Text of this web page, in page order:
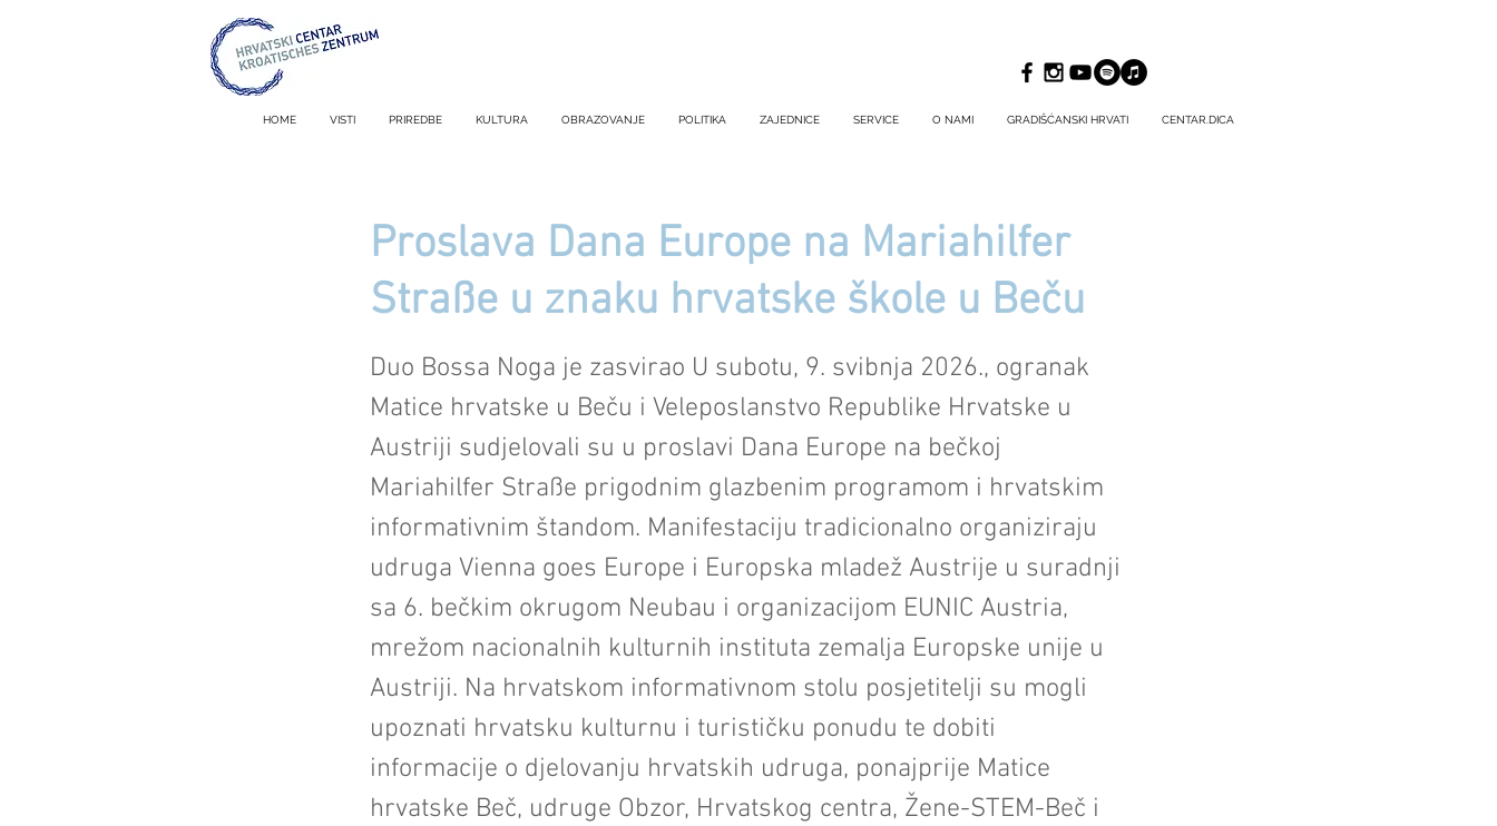
HOME VISTI PRIREDBE KULTURA OBRAZOVANJE POLITIKA ZAJEDNICE SERVICE O NAMI GRADIŠĆANSKI HRVATI CENTAR.DICA
Proslava Dana Europe na Mariahilfer
Straße u znaku hrvatske škole u Beču
Duo Bossa Noga je zasvirao U subotu, 9. svibnja 2026., ogranak
Matice hrvatske u Beču i Veleposlanstvo Republike Hrvatske u
Austriji sudjelovali su u proslavi Dana Europe na bečkoj
Mariahilfer Straße prigodnim glazbenim programom i hrvatskim
informativnim štandom. Manifestaciju tradicionalno organiziraju
udruga Vienna goes Europe i Europska mladež Austrije u suradnji
sa 6. bečkim okrugom Neubau i organizacijom EUNIC Austria,
mrežom nacionalnih kulturnih instituta zemalja Europske unije u
Austriji. Na hrvatskom informativnom stolu posjetitelji su mogli
upoznati hrvatsku kulturnu i turističku ponudu te dobiti
informacije o djelovanju hrvatskih udruga, ponajprije Matice
hrvatske Beč, udruge Obzor, Hrvatskog centra, Žene-STEM-Beč i